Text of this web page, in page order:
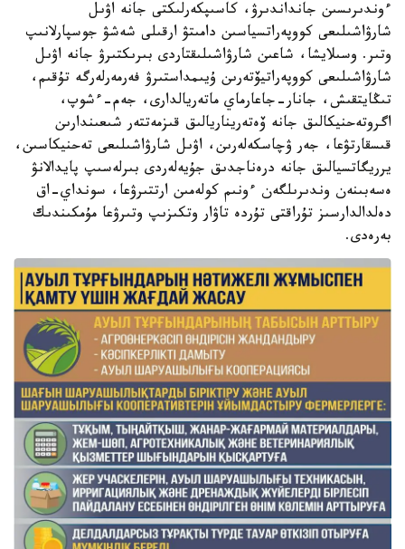
ءوندىرىسىن جانداندىرۋ، كاسىپكەرلىكتى جانە اۋىل
شارۋاشىلىعى كووپەراتسياسىن دامىتۋ ارقىلى شەشۋ جوسپارلانىپ
وتىر. وسىلايشا، شاعىن شارۋاشىلىقتاردى بىرىكتىرۋ جانە اۋىل
شارۋاشىلىعى كووپەراتيۆتەرىن ۇيىمداستىرۋ فەرمەرلەرگە تۇقىم،
تىڭايتقىش، جانار-جاعارماي ماتەريالدارى، جەم-ءشوپ،
اگروتەحنيكالىق جانە ۆەتەريناريالىق قىزمەتتەر شىعىندارىن
قىسقارتۋعا، جەر ۋچاسكەلەرىن، اۋىل شارۋاشىلىعى تەحنيكاسىن،
يرريگاتسيالىق جانە درەناجدىق جۇيەلەردى بىرلەسىپ پايدالانۋ
ەسەبىنەن وندىرىلگەن ءونىم كولەمىن ارتتىرۋعا، سونداي-اق
دەلدالدارسىز تۇراقتى تۇردە تاۋار وتكىزىپ وتىرۋعا مۇمكىندىك
بەرەدى.